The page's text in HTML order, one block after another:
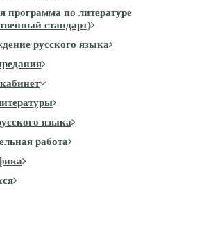
программа по литературе
стандарт)
русского языка
языка
работа